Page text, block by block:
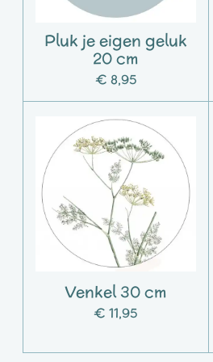
Pluk je eigen geluk
20 cm
€ 8,95
Venkel 30 cm
€ 11,95